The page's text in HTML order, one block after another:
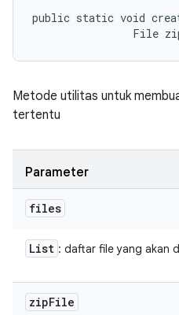
public static void
File
Metode utilitas untuk
tertentu
Parameter
files
List : daftar file yang akan
zipFile